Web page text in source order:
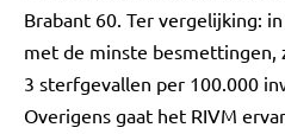
Brabant 60. Ter vergelijking:
met de minste besmettingen,
3 sterfgevallen per 100.000
Overigens gaat het RIVM